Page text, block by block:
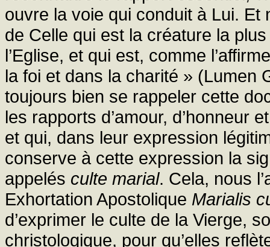
ouvre la voie qui conduit à Lui.
de Celle qui est la créature la
l’Eglise, et qui est, comme
la foi et dans la charité » (Lumen
toujours bien se rappeler cette
les rapports d’amour, d’honneur
et qui, dans leur expression
conserve à cette expression la
appelés culte marial. Cela, nous
Exhortation Apostolique Marialis
d’exprimer le culte de la Vierge,
christologique, pour qu’elles